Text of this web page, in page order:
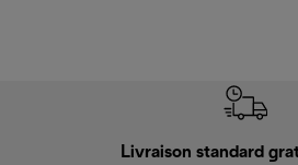
Livraison standard